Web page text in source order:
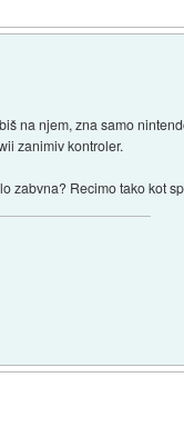
na njem, zna samo
zanimiv kontroler.
zabvna? Recimo tako kot